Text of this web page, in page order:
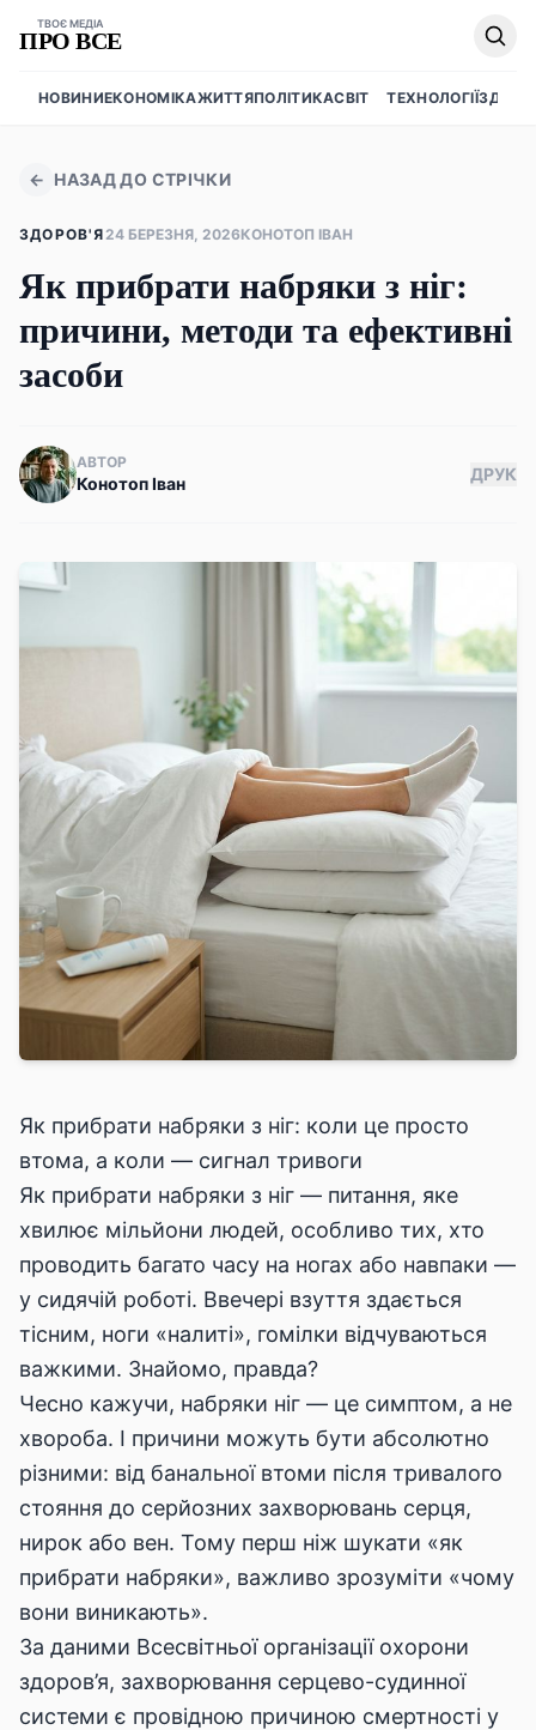
ТВОЄ МЕДІА
ПРО ВСЕ
НОВИНИЕКОНОМІКАЖИТТЯПОЛІТИКАСВІТ ТЕХНОЛОГІЇ
← НАЗАД ДО СТРІЧКИ
ЗДОРОВ'Я24 БЕРЕЗНЯ, 2026КОНОТОП ІВАН
Як прибрати набряки з ніг:
причини, методи та ефективні
засоби
АВТОР
Конотоп Іван ДРУК
Як прибрати набряки з ніг: коли це просто
втома, а коли — сигнал тривоги
Як прибрати набряки з ніг — питання, яке
хвилює мільйони людей, особливо тих, хто
проводить багато часу на ногах або навпаки —
у сидячій роботі. Ввечері взуття здається
тісним, ноги «налиті», гомілки відчуваються
важкими. Знайомо, правда?
Чесно кажучи, набряки ніг — це симптом, а не
хвороба. І причини можуть бути абсолютно
різними: від банальної втоми після тривалого
стояння до серйозних захворювань серця,
нирок або вен. Тому перш ніж шукати «як
прибрати набряки», важливо зрозуміти «чому
вони виникають».
За даними Всесвітньої організації охорони
здоров’я, захворювання серцево-судинної
системи є провідною причиною смертності у